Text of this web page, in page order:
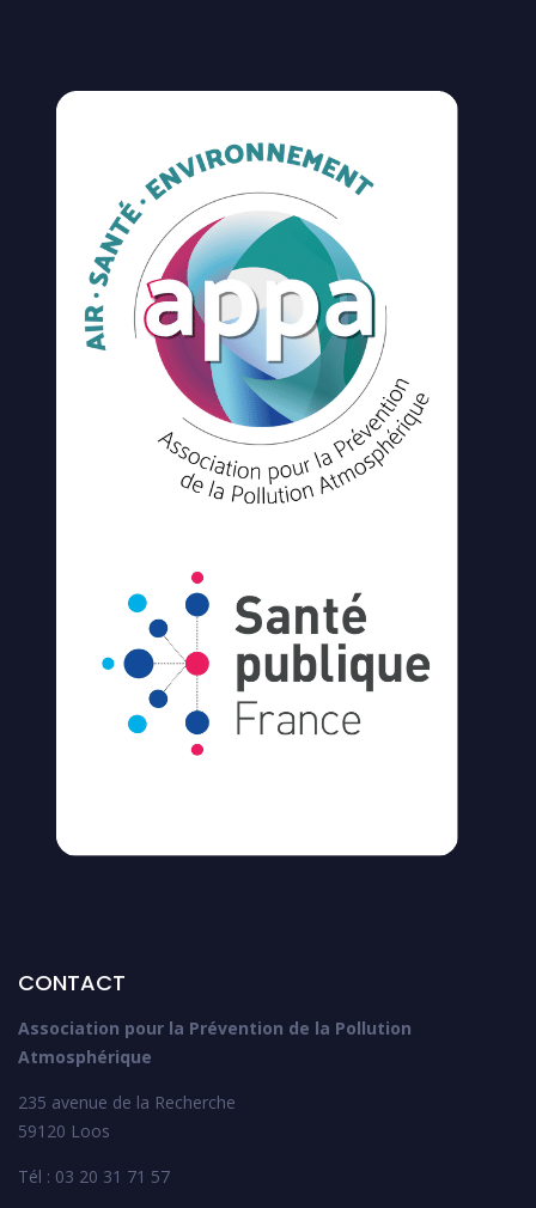
CONTACT
Association pour la Prévention de la Pollution
Atmosphérique
235 avenue de la Recherche
59120 Loos
Tél : 03 20 31 71 57